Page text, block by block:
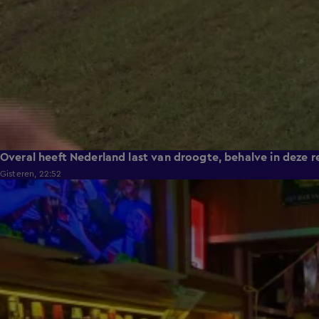
Overal heeft Nederland last van droogte, behalve in deze
Gisteren, 22:52
2:08